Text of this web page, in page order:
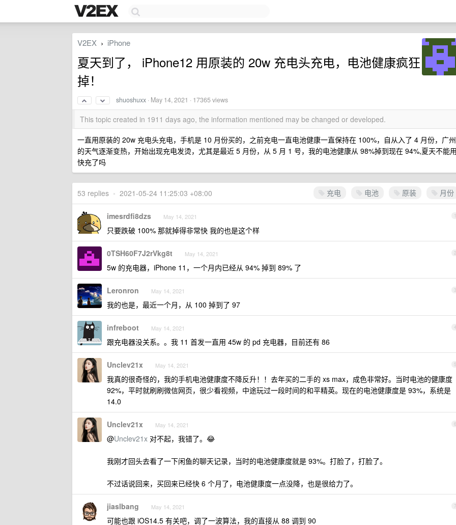
V2EX › iPhone
夏天到了， iPhone12 用原装的 20w 充电头充电，电池健康疯狂
掉！
shuoshuxx · May 14, 2021 · 17365 views
This topic created in 1911 days ago, the information mentioned may be changed or developed.
一直用原装的 20w 充电头充电，手机是 10 月份买的，之前充电一直电池健康一直保持在 100%，自从入了 4 月份，广州
的天气逐渐变热，开始出现充电发烫，尤其是最近 5 月份，从 5 月 1 号，我的电池健康从 98%掉到现在 94%,夏天不能用
快充了吗
充电 电池 原装 月份
53 replies • 2021-05-24 11:25:03 +08:00
1
imesrdfi8dzs May 14, 2021
只要跌破 100% 那就掉得非常快 我的也是这个样
2
0TSH60F7J2rVkg8t May 14, 2021
5w 的充电器，iPhone 11，一个月内已经从 94% 掉到 89% 了
3
Leronron May 14, 2021
我的也是，最近一个月，从 100 掉到了 97
4
infreboot May 14, 2021
跟充电器没关系。。我 11 首发一直用 45w 的 pd 充电器，目前还有 86
5
Unclev21x May 14, 2021
我真的很奇怪的，我的手机电池健康度不降反升！！去年买的二手的 xs max，成色非常好。当时电池的健康度
92%，平时就刷刷微信网页，很少看视频，中途玩过一段时间的和平精英。现在的电池健康度是 93%，系统是
14.0
6
Unclev21x May 14, 2021
@Unclev21x 对不起，我错了。😂
我刚才回头去看了一下闲鱼的聊天记录，当时的电池健康度就是 93%。打脸了，打脸了。
不过话说回来，买回来已经快 6 个月了，电池健康度一点没降，也是很给力了。
7
jiaslbang May 14, 2021
可能也跟 iOS14.5 有关吧，调了一波算法，我的直接从 88 调到 90